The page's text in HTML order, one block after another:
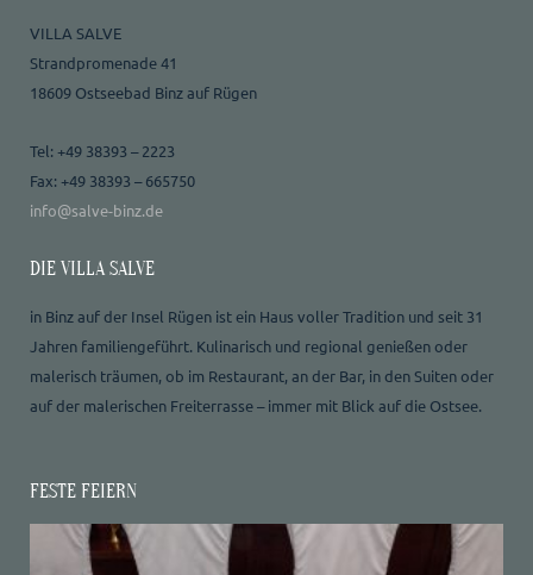
VILLA SALVE
Strandpromenade 41
18609 Ostseebad Binz auf Rügen
Tel: +49 38393 – 2223
Fax: +49 38393 – 665750
info@salve-binz.de
DIE VILLA SALVE
in Binz auf der Insel Rügen ist ein Haus voller Tradition und seit 31
Jahren familiengeführt. Kulinarisch und regional genießen oder
malerisch träumen, ob im Restaurant, an der Bar, in den Suiten oder
auf der malerischen Freiterrasse – immer mit Blick auf die Ostsee.
FESTE FEIERN